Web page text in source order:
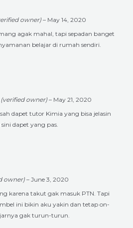
owner)– May 14, 2020
agak mahal, tapi sepadan banget
belajar di rumah sendiri.
(verified owner) – May 21, 2020
dapet tutor Kimia yang bisa jelasin
dapet yang pas.
owner)– June 3, 2020
karena takut gak masuk PTN. Tapi
ini bikin aku yakin dan tetap on-
gak turun-turun.